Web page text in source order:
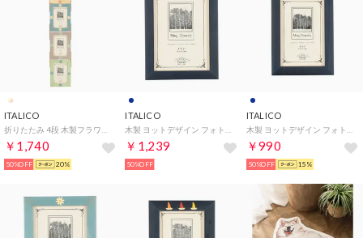
ITALICO
￥1,740
50%OFF 20%
ITALICO
￥1,239
50%OFF
ITALICO
￥990
50%OFF 15%